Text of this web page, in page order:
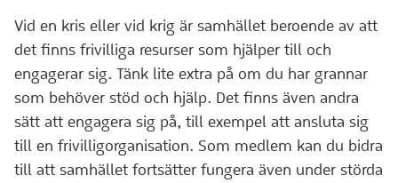
Vid en kris eller vid krig är samhället beroende av att
det finns frivilliga resurser som hjälper till och
engagerar sig. Tänk lite extra på om du har grannar
som behöver stöd och hjälp. Det finns även andra
sätt att engagera sig på, till exempel att ansluta sig
till en frivilligorganisation. Som medlem kan du bidra
till att samhället fortsätter fungera även under störda